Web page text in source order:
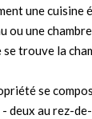
une cuisine
ou une
trouve la
se
deux au rez-